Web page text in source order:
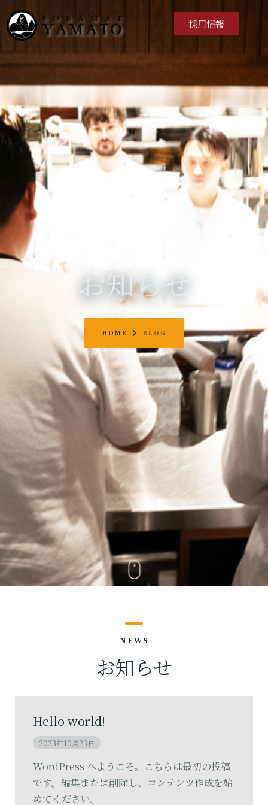
ホーム
店舗案内
会社概要
ご予約
お問い合わせ
採用情報
お知らせ
HOME BLOG
NEWS
お知らせ
Hello world!
2023年10月23日
WordPress へようこそ。こちらは最初の投稿
です。編集または削除し、コンテンツ作成を始
めてください。